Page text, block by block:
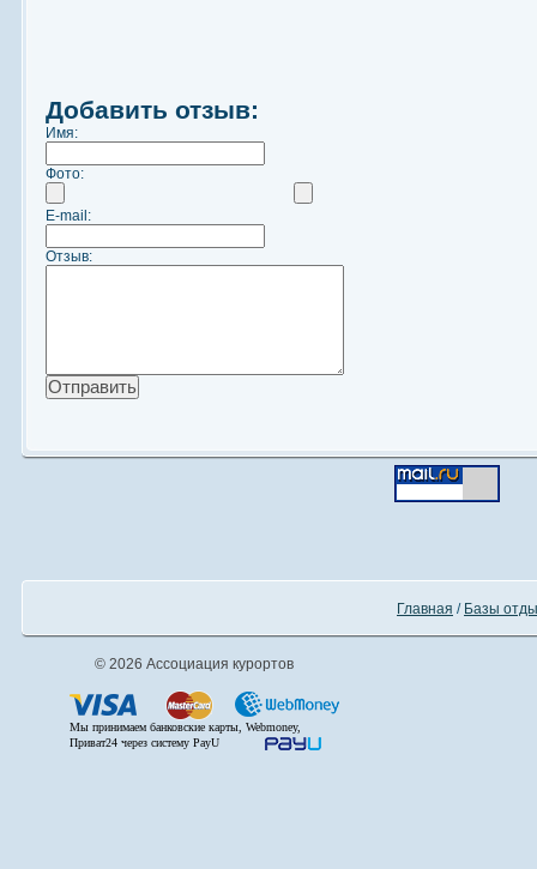
Добавить отзыв:
Имя:
Фото:
E-mail:
Отзыв:
Главная / Базы
© 2026 Ассоциация курортов
Мы принимаем банковские карты, Webmoney,
Приват24 через систему PayU